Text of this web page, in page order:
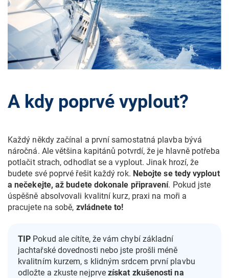
A kdy poprvé vyplout?
Každý někdy začínal a první samostatná plavba bývá
náročná. Ale většina kapitánů potvrdí, že je hlavně potřeba
potlačit strach, odhodlat se a vyplout. Jinak hrozí, že
budete své poprvé řešit každý rok. Nebojte se tedy vyplout
a nečekejte, až budete dokonale připravení. Pokud jste
úspěšně absolvovali kvalitní kurz, praxi na moři a
pracujete na sobě, zvládnete to!
TIP Pokud ale cítíte, že vám chybí základní
jachtařské dovednosti nebo jste prošli méně
kvalitním kurzem, s klidným srdcem první plavbu
odložte a zkuste nejprvezískat zkušenosti na